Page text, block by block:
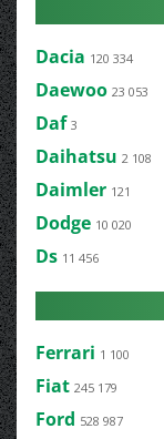
Dacia 120 334
Daewoo 23 053
Daf 3
Daihatsu 2 108
Daimler 121
Dodge 10 020
Ds 11 456
Ferrari 1 100
Fiat 245 179
Ford 528 987